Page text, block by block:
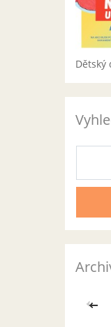
Dětský
<<